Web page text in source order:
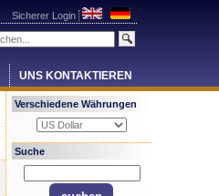
Sicherer Login
UNS KONTAKTIEREN
Verschiedene Währungen
Suche